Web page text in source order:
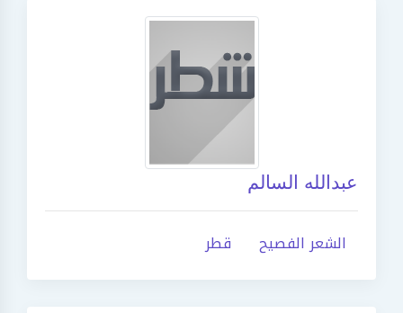
عبدالله السالم
الشعر الفصيح قطر